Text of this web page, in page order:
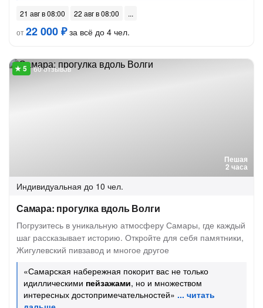
21 авг в 08:00
22 авг в 08:00
от22 000 ₽за всё до 4 чел.
Пешая
2 часа
60 отзывов
Индивидуальная до 10 чел.
Самара: прогулка вдоль Волги
Погрузитесь в уникальную атмосферу Самары, где каждый
шаг рассказывает историю. Откройте для себя памятники,
Жигулевский пивзавод и многое другое
«Самарская набережная покорит вас не только
идиллическими пейзажами, но и множеством
интересных достопримечательностей»